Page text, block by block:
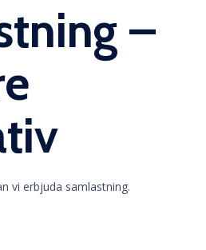
–
vi erbjuda samlastning.